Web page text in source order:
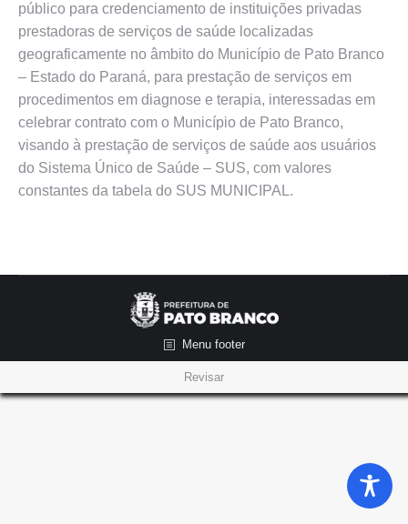
público para credenciamento de instituições privadas
prestadoras de serviços de saúde localizadas
geograficamente no âmbito do Município de Pato Branco
– Estado do Paraná, para prestação de serviços em
procedimentos em diagnose e terapia, interessadas em
celebrar contrato com o Município de Pato Branco,
visando à prestação de serviços de saúde aos usuários
do Sistema Único de Saúde – SUS, com valores
constantes da tabela do SUS MUNICIPAL.
Menu footer
Revisar